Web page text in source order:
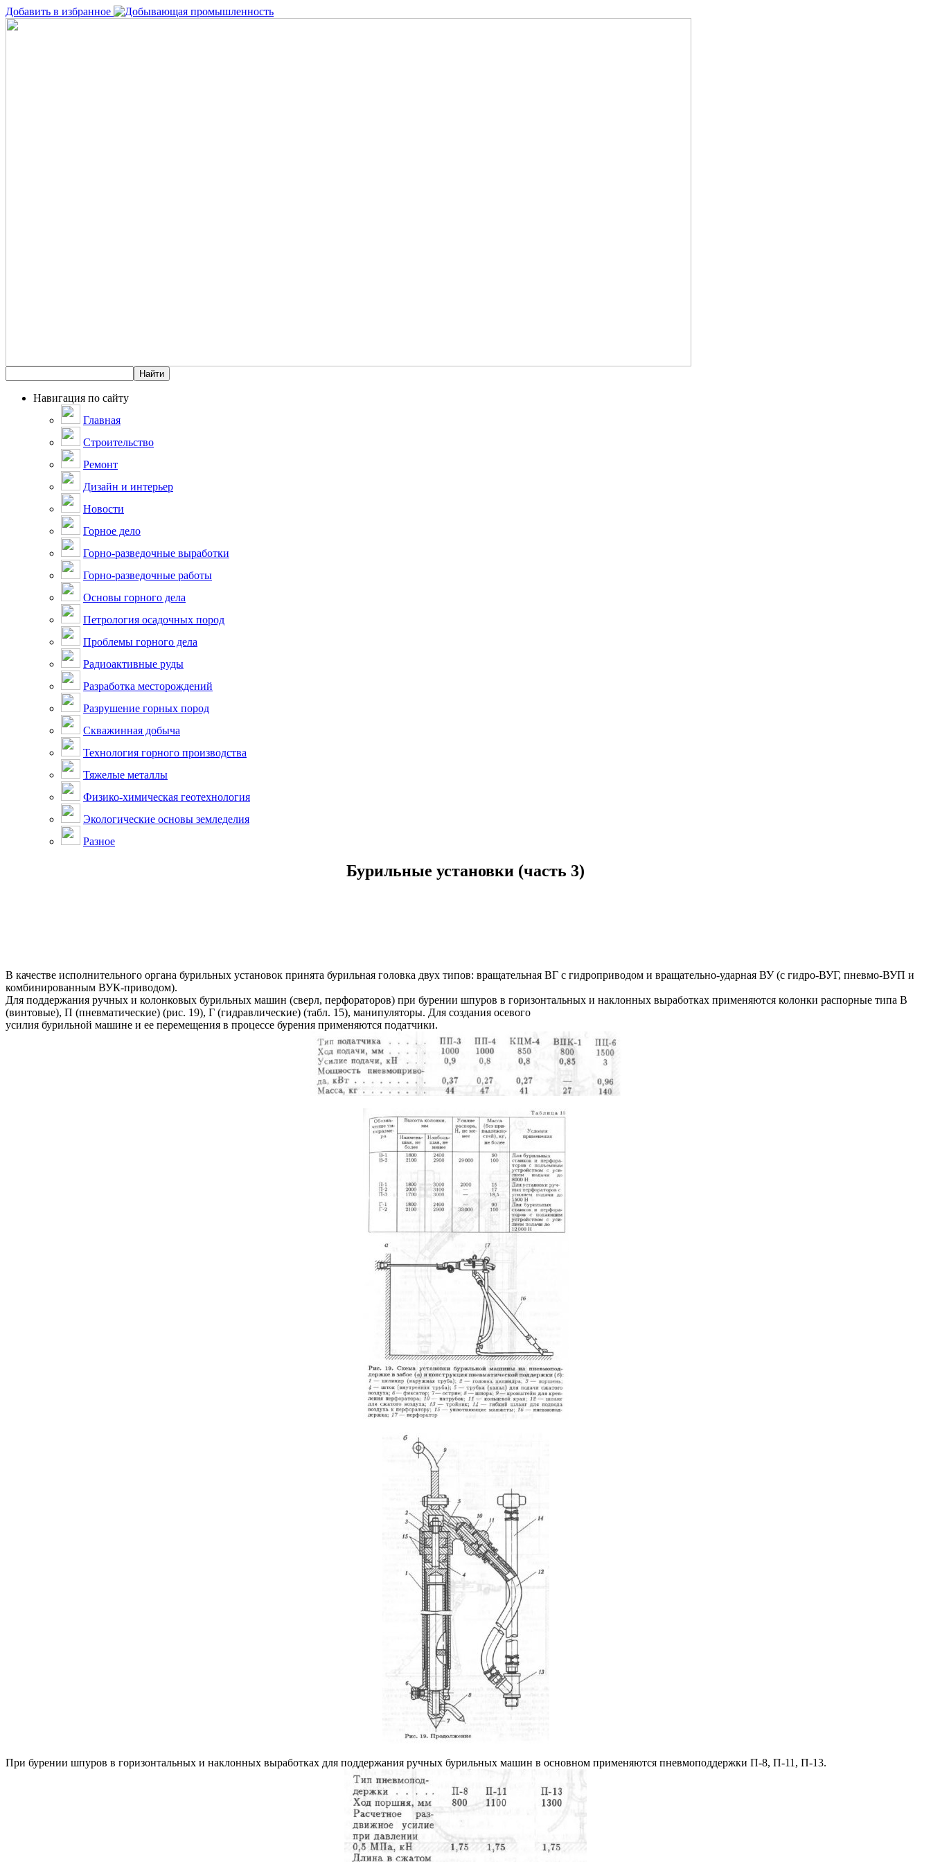
Добавить в избранное
Навигация по сайту
Главная
Строительство
Ремонт
Дизайн и интерьер
Новости
Горное дело
Горно-разведочные выработки
Горно-разведочные работы
Основы горного дела
Петрология осадочных пород
Проблемы горного дела
Радиоактивные руды
Разработка месторождений
Разрушение горных пород
Скважинная добыча
Технология горного производства
Тяжелые металлы
Физико-химическая геотехнология
Экологические основы земледелия
Разное
Бурильные установки (часть 3)
В качестве исполнительного органа бурильных установок принята бурильная головка двух типов: вращательная ВГ с гидроприводом и вращательно-ударная ВУ (с гидро-ВУГ, пневмо-ВУП и
комбинированным ВУК-приводом).
Для поддержания ручных и колонковых бурильных машин (сверл, перфораторов) при бурении шпуров в горизонтальных и наклонных выработках применяются колонки распорные типа В
(винтовые), П (пневматические) (рис. 19), Г (гидравлические) (табл. 15), манипуляторы. Для создания осевого
усилия бурильной машине и ее перемещения в процессе бурения применяются податчики.
При бурении шпуров в горизонтальных и наклонных выработках для поддержания ручных бурильных машин в основном применяются пневмоподдержки П-8, П-11, П-13.